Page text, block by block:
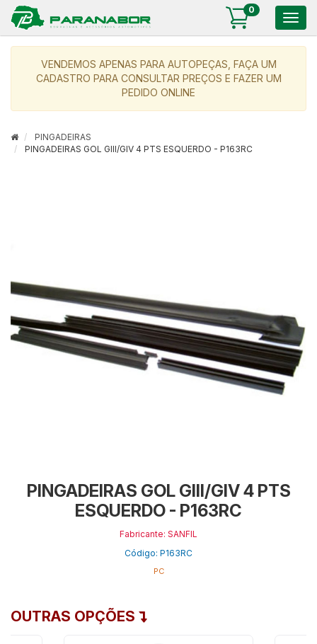
0
VENDEMOS APENAS PARA AUTOPEÇAS, FAÇA UM
CADASTRO PARA CONSULTAR PREÇOS E FAZER UM
PEDIDO ONLINE
PINGADEIRAS
PINGADEIRAS GOL GIII/GIV 4 PTS ESQUERDO - P163RC
PINGADEIRAS GOL GIII/GIV 4 PTS
ESQUERDO - P163RC
Fabricante: SANFIL
Código: P163RC
PC
OUTRAS OPÇÕES